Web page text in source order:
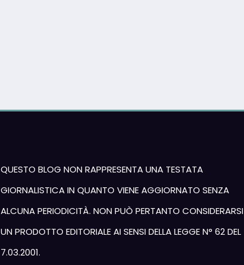
QUESTO BLOG NON RAPPRESENTA UNA TESTATA
GIORNALISTICA IN QUANTO VIENE AGGIORNATO SENZA
ALCUNA PERIODICITÀ. NON PUÒ PERTANTO CONSIDERARSI
UN PRODOTTO EDITORIALE AI SENSI DELLA LEGGE N° 62 DEL
7.03.2001.